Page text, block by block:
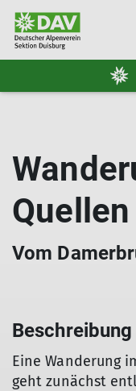
Quellen
Vom
Beschreibung
Eine Wanderung
geht zunächst